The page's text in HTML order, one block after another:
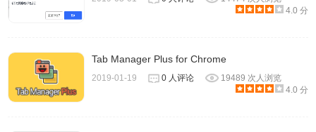
4.0 分
Tab Manager Plus for Chrome
2019-01-19 0 人评论
19489 次人浏览
4.0 分